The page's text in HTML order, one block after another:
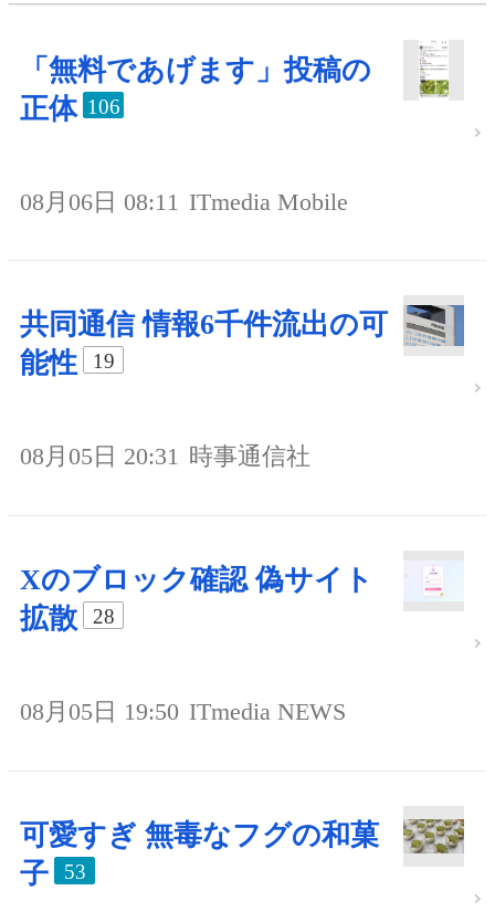
「無料であげます」投稿の
正体 106
08月06日 08:11 ITmedia Mobile
共同通信 情報6千件流出の可
能性
19
08月05日 20:31 時事通信社
Xのブロック確認 偽サイト
拡散
28
08月05日 19:50 ITmedia NEWS
可愛すぎ 無毒なフグの和菓
子
53